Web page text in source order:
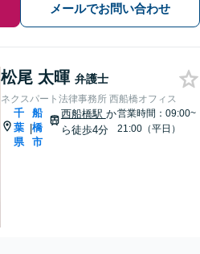
メールでお問い合わせ
松尾 太暉 弁護士
ネクスパート法律事務所 西船橋オフィス
千
葉
県
|
船
橋
市
西船橋駅 か
ら徒歩4分
営業時間：09:00~
21:00（平日）